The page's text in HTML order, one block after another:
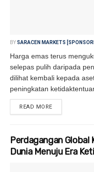
BY SARACEN MARKETS
Harga emas terus
selepas pulih daripada
dilihat kembali kepada
peningkatan
READ MORE
Perdagangan Global
Dunia Menuju Era